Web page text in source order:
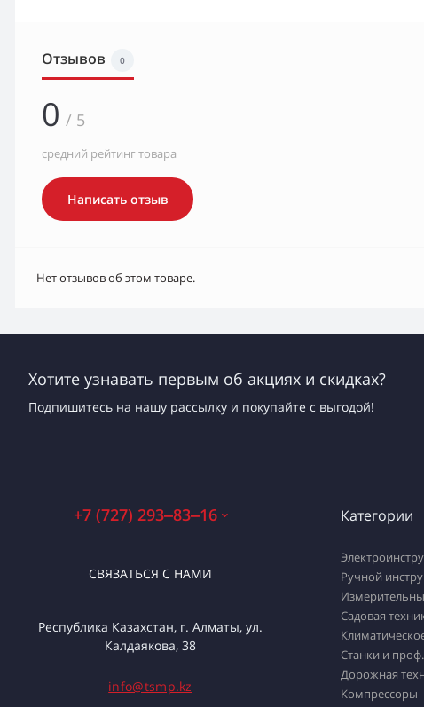
Отзывов 0
0 / 5
средний рейтинг товара
Написать отзыв
Нет отзывов об этом товаре.
Хотите узнавать первым об акциях и скидках?
Подпишитесь на нашу рассылку и покупайте с выгодой!
+7 (727) 293‒83‒16
СВЯЗАТЬСЯ С НАМИ
Республика Казахстан, г. Алматы, ул.
Калдаякова, 38
info@tsmp.kz
Категории
Ручной
Садовая
Станки и
Дорожная
Компрессоры